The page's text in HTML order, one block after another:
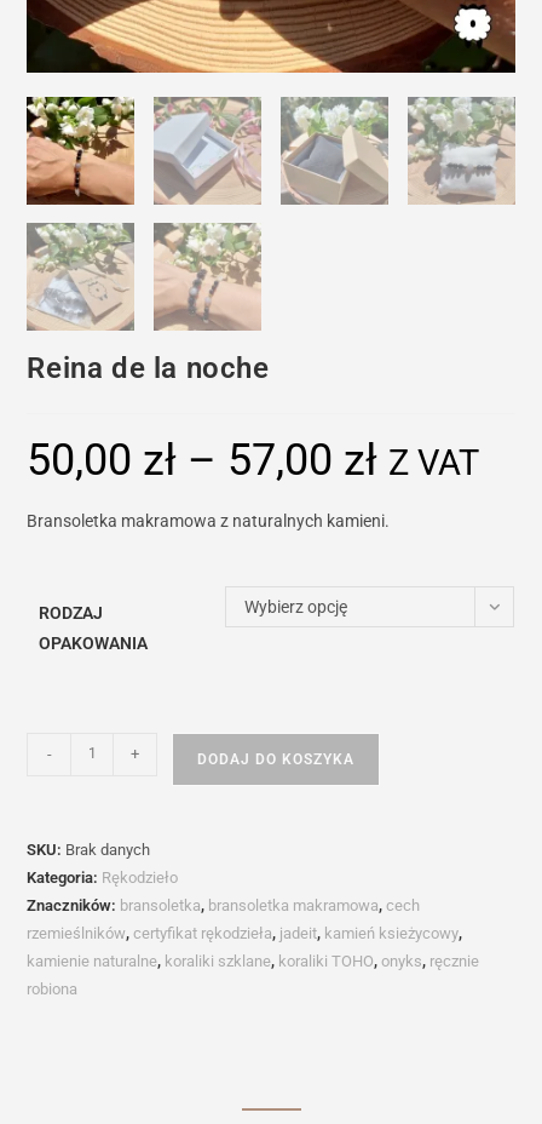
Reina de la noche
50,00 zł – 57,00 zł Zakres
cen:
od
do
57,00 zł
Z VAT
Bransoletka makramowa z naturalnych kamieni.
RODZAJ
OPAKOWANIA
Wybierz opcję
- + DODAJ DO KOSZYKA
SKU: Brak danych
Kategoria: Rękodzieło
Znaczników: bransoletka, bransoletka makramowa,cech
rzemieślników,certyfikat rękodzieła, jadeit, kamień ksieżycowy,
kamienie naturalne, koraliki szklane, koraliki TOHO,onyks, ręcznie
robiona